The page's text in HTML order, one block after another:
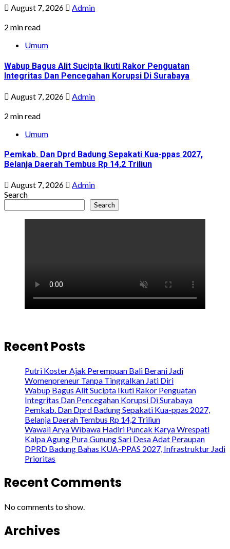
August 7, 2026
Admin
2 min read
Umum
Wabup Bagus Alit Sucipta Ikuti Rakor Penguatan
Integritas Dan Pencegahan Korupsi Di Surabaya
August 7, 2026
Admin
2 min read
Umum
Pemkab. Dan Dprd Badung Sepakati Kua-ppas 2027,
Belanja Daerah Tembus Rp 14,2 Triliun
August 7, 2026
Admin
Search
Search
Recent Posts
Putri Koster Ajak Perempuan Bali Berani Jadi
Womenpreneur Tanpa Tinggalkan Jati Diri
Wabup Bagus Alit Sucipta Ikuti Rakor Penguatan
Integritas Dan Pencegahan Korupsi Di Surabaya
Pemkab. Dan Dprd Badung Sepakati Kua-ppas 2027,
Belanja Daerah Tembus Rp 14,2 Triliun
Wawali Arya Wibawa Hadiri Puncak Karya Wrespati
Kalpa Agung Pura Gunung Sari Desa Adat Peraupan
DPRD Badung Bahas KUA-PPAS 2027, Infrastruktur Jadi
Prioritas
Recent Comments
No comments to show.
Archives